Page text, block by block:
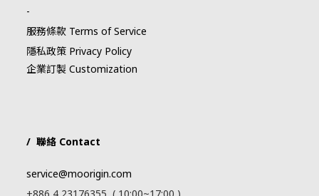
-
服務條款 Terms of Service
隱私政策 Privacy Policy
企業訂製 Customization
/ 聯絡 Contact
service@moorigin.com